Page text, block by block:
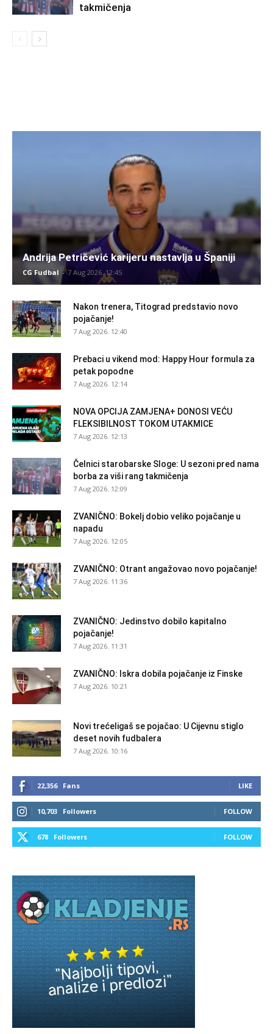
takmičenja
Andrija Petričević karijeru nastavlja u Španiji
CG Fudbal - 7 Aug 2026. 12:45
Nakon trenera, Titograd predstavio novo
pojačanje!
7 Aug 2026. 12:40
Prebaci u vikend mod: Happy Hour formula za
petak popodne
7 Aug 2026. 12:14
NOVA OPCIJA ZAMJENA+ DONOSI VEĆU
FLEKSIBILNOST TOKOM UTAKMICE
7 Aug 2026. 12:13
Čelnici starobarske Sloge: U sezoni pred nama
borba za viši rang takmičenja
7 Aug 2026. 12:09
ZVANIČNO: Bokelj dobio veliko pojačanje u
napadu
7 Aug 2026. 12:05
ZVANIČNO: Otrant angažovao novo pojačanje!
7 Aug 2026. 11:36
ZVANIČNO: Jedinstvo dobilo kapitalno
pojačanje!
7 Aug 2026. 11:31
ZVANIČNO: Iskra dobila pojačanje iz Finske
7 Aug 2026. 10:21
Novi trećeligaš se pojačao: U Cijevnu stiglo
deset novih fudbalera
7 Aug 2026. 10:16
22,356 Fans LIKE
10,703 Followers FOLLOW
678 Followers FOLLOW